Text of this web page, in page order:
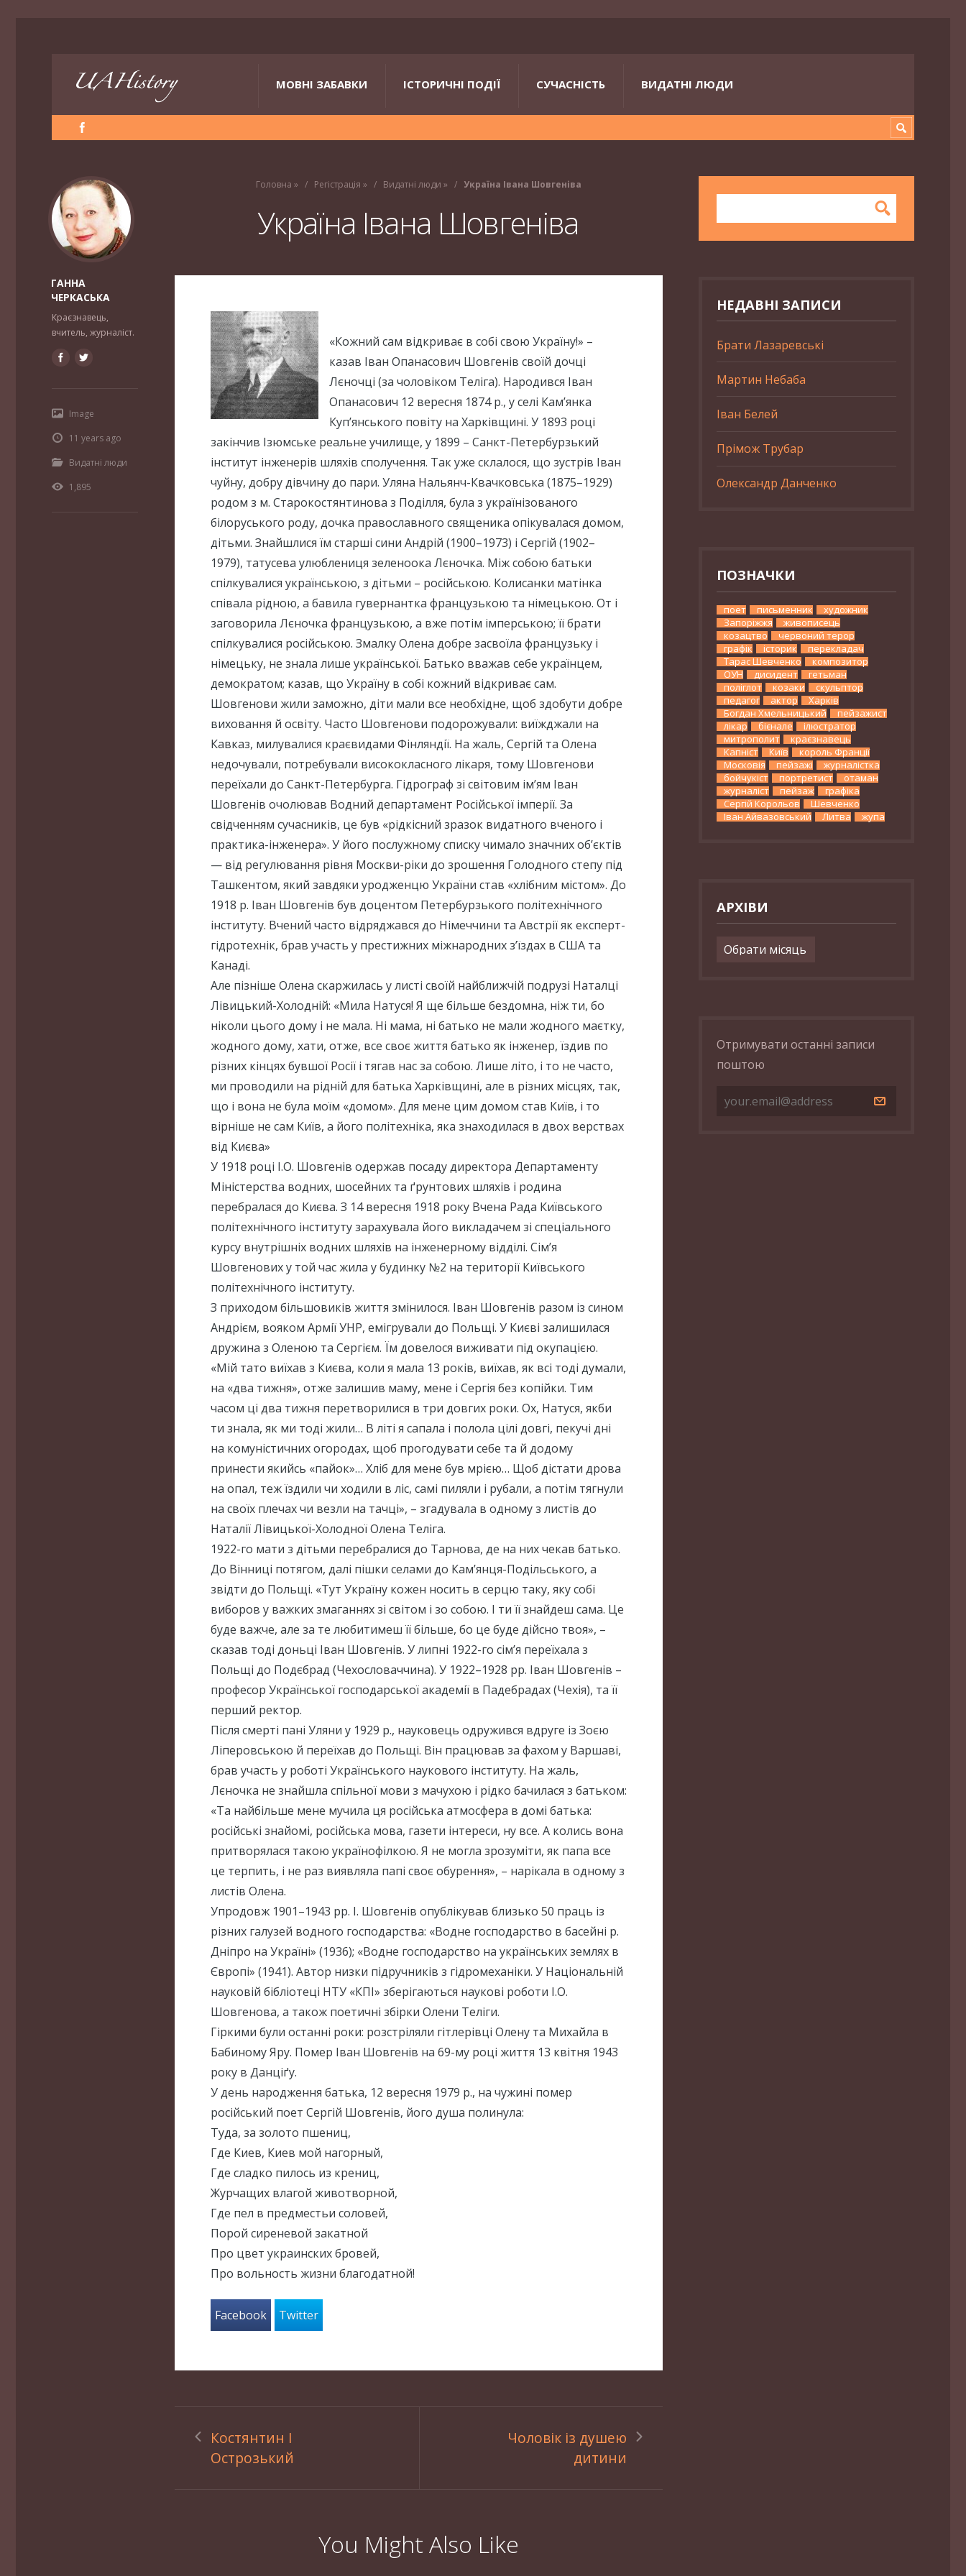
МОВНІ ЗАБАВКИ ІСТОРИЧНІ ПОДІЇ СУЧАСНІСТЬ ВИДАТНІ ЛЮДИ
Головна » Регістрація » Видатні люди » Україна Івана Шовгеніва
Україна Івана Шовгеніва
«Кожний сам відкриває в собі свою Україну!» –
казав Іван Опанасович Шовгенів своїй дочці
Лєночці (за чоловіком Теліга). Народився Іван
Опанасович 12 вересня 1874 р., у селі Кам’янка
Куп’янського повіту на Харківщині. У 1893 році
закінчив Ізюмське реальне училище, у 1899 – Санкт-Петербурзький
інститут інженерів шляхів сполучення. Так уже склалося, що зустрів Іван
чуйну, добру дівчину до пари. Уляна Нальянч-Квачковська (1875–1929)
родом з м. Старокостянтинова з Поділля, була з українізованого
білоруського роду, дочка православного священика опікувалася домом,
дітьми. Знайшлися їм старші сини Андрій (1900–1973) і Сергій (1902–
1979), татусева улюблениця зеленоока Лєночка. Між собою батьки
спілкувалися українською, з дітьми – російською. Колисанки матінка
співала рідною, а бавила гувернантка французькою та німецькою. От і
заговорила Лєночка французькою, а вже потім імперською; її брати
спілкувалися російською. Змалку Олена добре засвоїла французьку і
німецьку, не знала лише української. Батько вважав себе українцем,
демократом; казав, що Україну в собі кожний відкриває сам.
Шовгенови жили заможно, діти мали все необхідне, щоб здобути добре
виховання й освіту. Часто Шовгенови подорожували: виїжджали на
Кавказ, милувалися краєвидами Фінляндії. На жаль, Сергій та Олена
недочували, потребували висококласного лікаря, тому Шовгенови
переїхали до Санкт-Петербурга. Гідрограф зі світовим ім’ям Іван
Шовгенів очолював Водний департамент Російської імперії. За
свідченням сучасників, це був «рідкісний зразок видатного вченого і
практика-інженера». У його послужному списку чимало значних об’єктів
— від регулювання рівня Москви-ріки до зрошення Голодного степу під
Ташкентом, який завдяки уродженцю України став «хлібним містом». До
1918 р. Іван Шовгенів був доцентом Петербурзького політехнічного
інституту. Вчений часто відряджався до Німеччини та Австрії як експерт-
гідротехнік, брав участь у престижних міжнародних з’їздах в США та
Канаді.
Але пізніше Олена скаржилась у листі своїй найближчій подрузі Наталці
Лівицький-Холодній: «Мила Натуся! Я ще більше бездомна, ніж ти, бо
ніколи цього дому і не мала. Ні мама, ні батько не мали жодного маєтку,
жодного дому, хати, отже, все своє життя батько як інженер, їздив по
різних кінцях бувшої Росії і тягав нас за собою. Лише літо, і то не часто,
ми проводили на рідній для батька Харківщині, але в різних місцях, так,
що і вона не була моїм «домом». Для мене цим домом став Київ, і то
вірніше не сам Київ, а його політехніка, яка знаходилася в двох верствах
від Києва»
У 1918 році І.О. Шовгенів одержав посаду директора Департаменту
Міністерства водних, шосейних та ґрунтових шляхів і родина
перебралася до Києва. З 14 вересня 1918 року Вчена Рада Київського
політехнічного інституту зарахувала його викладачем зі спеціального
курсу внутрішніх водних шляхів на інженерному відділі. Сім’я
Шовгенових у той час жила у будинку №2 на території Київського
політехнічного інституту.
З приходом більшовиків життя змінилося. Іван Шовгенів разом із сином
Андрієм, вояком Армії УНР, емігрували до Польщі. У Києві залишилася
дружина з Оленою та Сергієм. Їм довелося виживати під окупацією.
«Мій тато виїхав з Києва, коли я мала 13 років, виїхав, як всі тоді думали,
на «два тижня», отже залишив маму, мене і Сергія без копійки. Тим
часом ці два тижня перетворилися в три довгих роки. Ох, Натуся, якби
ти знала, як ми тоді жили… В літі я сапала і полола цілі довгі, пекучі дні
на комуністичних огородах, щоб прогодувати себе та й додому
принести якийсь «пайок»… Хліб для мене був мрією… Щоб дістати дрова
на опал, теж їздили чи ходили в ліс, самі пиляли і рубали, а потім тягнули
на своїх плечах чи везли на тачці», – згадувала в одному з листів до
Наталії Лівицької-Холодної Олена Теліга.
1922-го мати з дітьми перебралися до Тарнова, де на них чекав батько.
До Вінниці потягом, далі пішки селами до Кам’янця-Подільського, а
звідти до Польщі. «Тут Україну кожен носить в серцю таку, яку собі
виборов у важких змаганнях зі світом і зо собою. І ти її знайдеш сама. Це
буде важче, але за те любитимеш її більше, бо це буде дійсно твоя», –
сказав тоді доньці Іван Шовгенів. У липні 1922-го сім’я переїхала з
Польщі до Подєбрад (Чехословаччина). У 1922–1928 рр. Іван Шовгенів –
професор Української господарської академії в Падебрадах (Чехія), та її
перший ректор.
Після смерті пані Уляни у 1929 р., науковець одружився вдруге із Зоєю
Ліперовською й переїхав до Польщі. Він працював за фахом у Варшаві,
брав участь у роботі Українського наукового інституту. На жаль,
Лєночка не знайшла спільної мови з мачухою і рідко бачилася з батьком:
«Та найбільше мене мучила ця російська атмосфера в домі батька:
російські знайомі, російська мова, газети інтереси, ну все. А колись вона
притворялася такою українофілкою. Я не могла зрозуміти, як папа все
це терпить, і не раз виявляла папі своє обурення», – нарікала в одному з
листів Олена.
Упродовж 1901–1943 рр. І. Шовгенів опублікував близько 50 праць із
різних галузей водного господарства: «Водне господарство в басейні р.
Дніпро на Україні» (1936); «Водне господарство на українських землях в
Європі» (1941). Автор низки підручників з гідромеханіки. У Національній
науковій бібліотеці НТУ «КПІ» зберігаються наукові роботи І.О.
Шовгенова, а також поетичні збірки Олени Теліги.
Гіркими були останні роки: розстріляли гітлерівці Олену та Михайла в
Бабиному Яру. Помер Іван Шовгенів на 69-му році життя 13 квітня 1943
року в Данціґу.
У день народження батька, 12 вересня 1979 р., на чужині помер
російський поет Сергій Шовгенів, його душа полинула:
Туда, за золото пшениц,
Где Киев, Киев мой нагорный,
Где сладко пилось из крениц,
Журчащих влагой животворной,
Где пел в предместьи соловей,
Порой сиреневой закатной
Про цвет украинских бровей,
Про вольность жизни благодатной!
Facebook Twitter
Костянтин І
Острозький
Чоловік із душею
дитини
You Might Also Like
ГАННА
ЧЕРКАСЬКА
Краєзнавець,
вчитель, журналіст.
Image
11 years ago
Видатні люди
1,895
НЕДАВНІ ЗАПИСИ
Брати Лазаревські
Мартин Небаба
Іван Белей
Прімож Трубар
Олександр Данченко
ПОЗНАЧКИ
поет письменник
художник
Запоріжжя
живописець
козацтво
червоний терор
графік
історик
перекладач
Тарас Шевченко
композитор
ОУН
дисидент
гетьман
поліглот
козаки
скульптор
педагог
актор
Харків
Богдан Хмельницький
пейзажист
лікар
бієнале
ілюстратор
митрополит
краєзнавець
Капніст
Київ
король Франції
Московія
пейзажі
журналістка
бойчукіст
портретист
отаман
журналіст
пейзаж
графіка
Сергій Корольов
Шевченко
Іван Айвазовський
Литва жупа
АРХІВИ
Архіви
Отримувати останні записи
поштою